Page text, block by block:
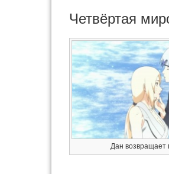
Четвёртая
Дан возвращает